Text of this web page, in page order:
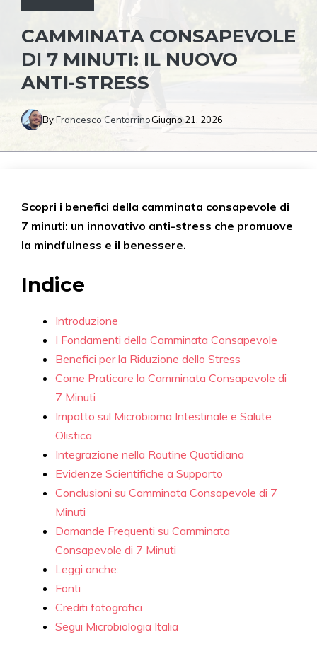
CAMMINATA CONSAPEVOLE
DI 7 MINUTI: IL NUOVO
ANTI-STRESS
ByFrancesco CentorrinoGiugno 21, 2026
Scopri i benefici della camminata consapevole di
7 minuti: un innovativo anti-stress che promuove
la mindfulness e il benessere.
Indice
Introduzione
I Fondamenti della Camminata Consapevole
Benefici per la Riduzione dello Stress
Come Praticare la Camminata Consapevole di
7 Minuti
Impatto sul Microbioma Intestinale e Salute
Olistica
Integrazione nella Routine Quotidiana
Evidenze Scientifiche a Supporto
Conclusioni su Camminata Consapevole di 7
Minuti
Domande Frequenti su Camminata
Consapevole di 7 Minuti
Leggi anche:
Fonti
Crediti fotografici
Segui Microbiologia Italia